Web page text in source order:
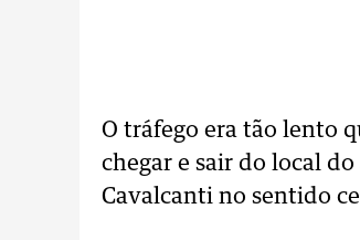
O tráfego era tão lento
chegar e sair do local
Cavalcanti no sentido